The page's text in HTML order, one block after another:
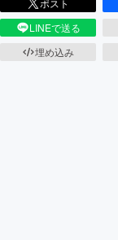
LINEで送る
埋め込み